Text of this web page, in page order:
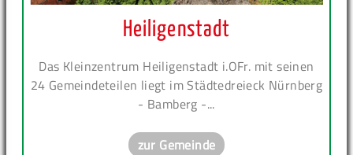
Heiligenstadt
Das Kleinzentrum Heiligenstadt i.OFr. mit seinen
24 Gemeindeteilen liegt im Städtedreieck Nürnberg
- Bamberg -...
zur Gemeinde